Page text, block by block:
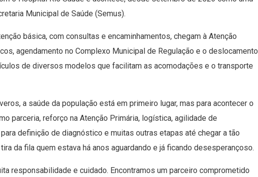
Municipal de Saúde (Semus).
básica, com consultas e encaminhamentos, chegam à Atenção
agendamento no Complexo Municipal de Regulação e o deslocamento
de diversos modelos que facilitam as acomodações e o transporte
a saúde da população está em primeiro lugar, mas para acontecer o
parceria, reforço na Atenção Primária, logística, agilidade de
definição de diagnóstico e muitas outras etapas até chegar a tão
da fila quem estava há anos aguardando e já ficando desesperançoso.
responsabilidade e cuidado. Encontramos um parceiro comprometido